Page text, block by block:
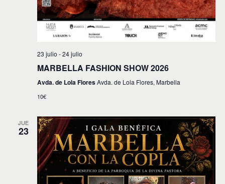
23 julio -24 julio
MARBELLA FASHION SHOW 2026
Avda. de Lola FloresAvda. de Lola Flores, Marbella
10€
JUE
23